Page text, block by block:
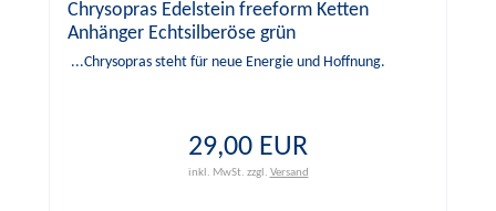
Chrysopras Edelstein freeform Ketten
Anhänger Echtsilberöse grün
...Chrysopras steht für neue Energie und Hoffnung.
29,00 EUR
inkl. MwSt. zzgl. Versand